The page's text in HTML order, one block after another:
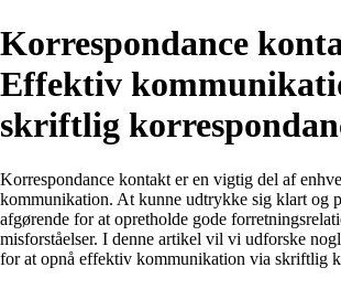
Korrespondance
Effektiv
skriftlig
Korrespondance kontakt er en vigtig del af
kommunikation. At kunne udtrykke sig klart og
afgørende for at opretholde gode
misforståelser. I denne artikel vil vi udforske
for at opnå effektiv kommunikation via skriftlig